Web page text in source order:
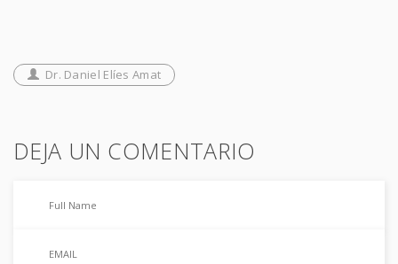
Dr. Daniel Elíes Amat
DEJA UN COMENTARIO